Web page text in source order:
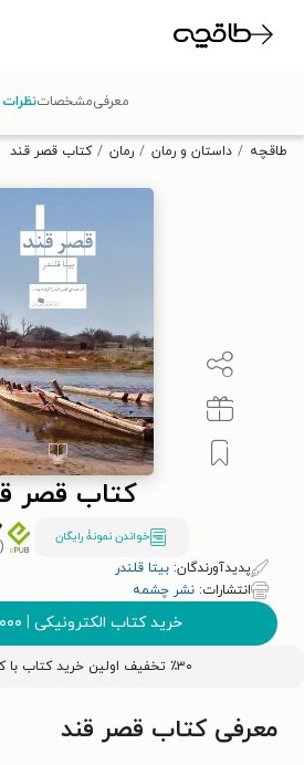
تخفیف از طاقچه
طاقچه داستان و رمان رمان کتاب قصر قند
کتاب قصر
خواندن نمونۀ رایگان
پدیدآورندگان: بیتا قلندر
انتشارات: نشر چشمه
خرید کتاب الکترونیکی |
٪۳۰ تخفیف اولین خرید کتاب با کد
معرفیمشخصاتنظرات
معرفی کتاب قصر قند